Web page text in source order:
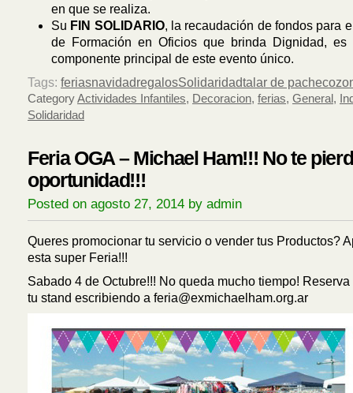
en que se realiza.
Su FIN SOLIDARIO, la recaudación de fondos para
de Formación en Oficios que brinda Dignidad, es
componente principal de este evento único.
Tags: feriasnavidadregalosSolidaridadtalar de pacheco
CategoryActividades Infantiles, Decoracion, ferias, General ,
Solidaridad
Feria OGA – Michael Ham!!! No te
oportunidad!!!
Posted on agosto 27, 2014 by admin
Queres promocionar tu servicio o vender tus Productos?
esta super Feria!!!
Sabado 4 de Octubre!!! No queda mucho tiempo!
tu stand escribiendo a feria@exmichaelham.org.ar